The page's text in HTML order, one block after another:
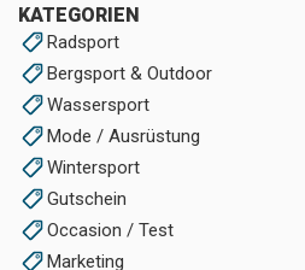
KATEGORIEN
Radsport
Bergsport & Outdoor
Wassersport
Mode / Ausrüstung
Wintersport
Gutschein
Occasion / Test
Marketing